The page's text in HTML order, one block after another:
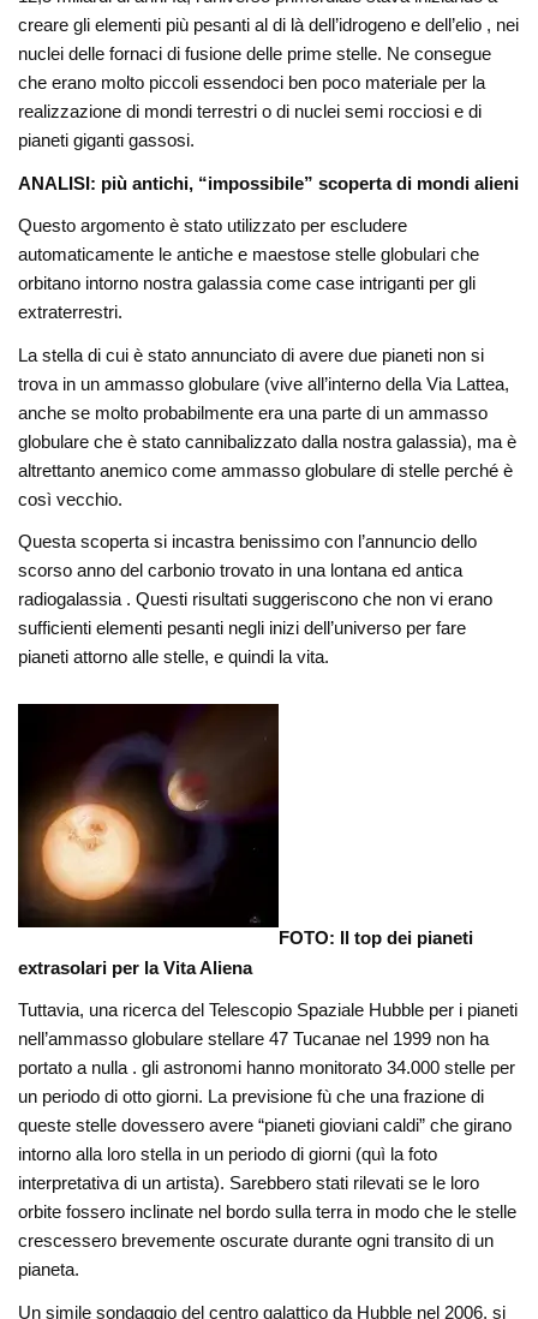
creare gli elementi più pesanti al di là dell’idrogeno e dell’elio , nei
nuclei delle fornaci di fusione delle prime stelle. Ne consegue
che erano molto piccoli essendoci ben poco materiale per la
realizzazione di mondi terrestri o di nuclei semi rocciosi e di
pianeti giganti gassosi.
ANALISI: più antichi, “impossibile” scoperta di mondi alieni
Questo argomento è stato utilizzato per escludere
automaticamente le antiche e maestose stelle globulari che
orbitano intorno nostra galassia come case intriganti per gli
extraterrestri.
La stella di cui è stato annunciato di avere due pianeti non si
trova in un ammasso globulare (vive all’interno della Via Lattea,
anche se molto probabilmente era una parte di un ammasso
globulare che è stato cannibalizzato dalla nostra galassia), ma è
altrettanto anemico come ammasso globulare di stelle perché è
così vecchio.
Questa scoperta si incastra benissimo con l’annuncio dello
scorso anno del carbonio trovato in una lontana ed antica
radiogalassia . Questi risultati suggeriscono che non vi erano
sufficienti elementi pesanti negli inizi dell’universo per fare
pianeti attorno alle stelle, e quindi la vita.
FOTO: Il top dei pianeti
extrasolari per la Vita Aliena
Tuttavia, una ricerca del Telescopio Spaziale Hubble per i pianeti
nell’ammasso globulare stellare 47 Tucanae nel 1999 non ha
portato a nulla . gli astronomi hanno monitorato 34.000 stelle per
un periodo di otto giorni. La previsione fù che una frazione di
queste stelle dovessero avere “pianeti gioviani caldi” che girano
intorno alla loro stella in un periodo di giorni (quì la foto
interpretativa di un artista). Sarebbero stati rilevati se le loro
orbite fossero inclinate nel bordo sulla terra in modo che le stelle
crescessero brevemente oscurate durante ogni transito di un
pianeta.
Un simile sondaggio del centro galattico da Hubble nel 2006, si